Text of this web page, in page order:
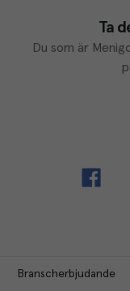
Ta
Du som är
Branscherbjudande